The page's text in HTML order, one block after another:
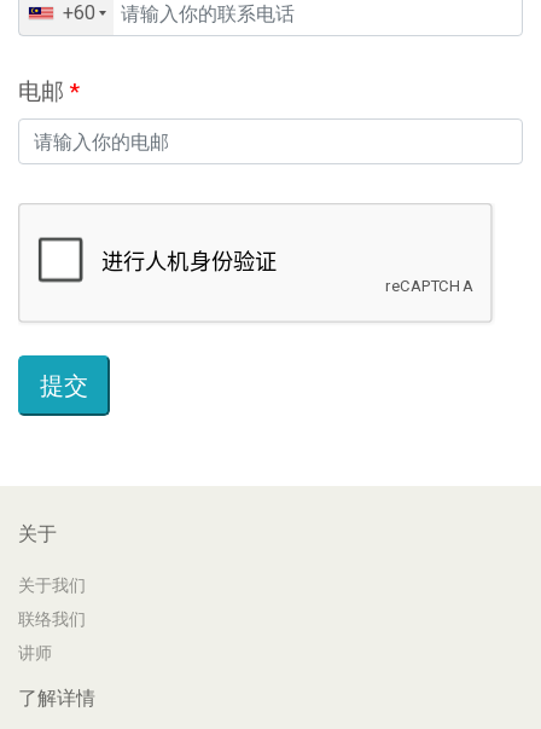
+60
电邮 *
关于
关于我们
联络我们
讲师
了解详情